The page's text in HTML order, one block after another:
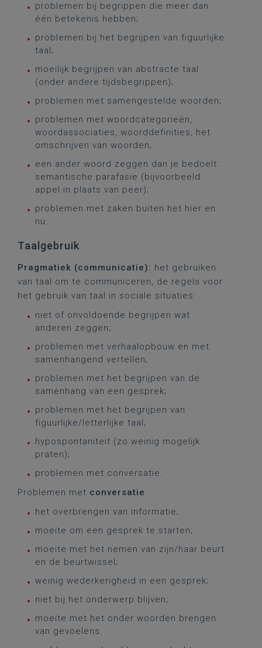
problemen bij begrippen die meer dan
één betekenis hebben;
problemen bij het begrijpen van figuurlijke
taal;
moeilijk begrijpen van abstracte taal
(onder andere tijdsbegrippen);
problemen met samengestelde woorden;
problemen met woordcategorieën,
woordassociaties, woorddefinities, het
omschrijven van woorden;
een ander woord zeggen dan je bedoelt:
semantische parafasie (bijvoorbeeld
appel in plaats van peer);
problemen met zaken buiten het hier en
nu.
Taalgebruik
Pragmatiek (communicatie): het gebruiken
van taal om te communiceren, de regels voor
het gebruik van taal in sociale situaties:
niet of onvoldoende begrijpen wat
anderen zeggen;
problemen met verhaalopbouw en met
samenhangend vertellen;
problemen met het begrijpen van de
samenhang van een gesprek;
problemen met het begrijpen van
figuurlijke/letterlijke taal;
hypospontaniteit (zo weinig mogelijk
praten);
problemen met conversatie:
Problemen met conversatie:
het overbrengen van informatie;
moeite om een gesprek te starten;
moeite met het nemen van zijn/haar beurt
en de beurtwissel;
weinig wederkerigheid in een gesprek;
niet bij het onderwerp blijven;
moeite met het onder woorden brengen
van gevoelens.